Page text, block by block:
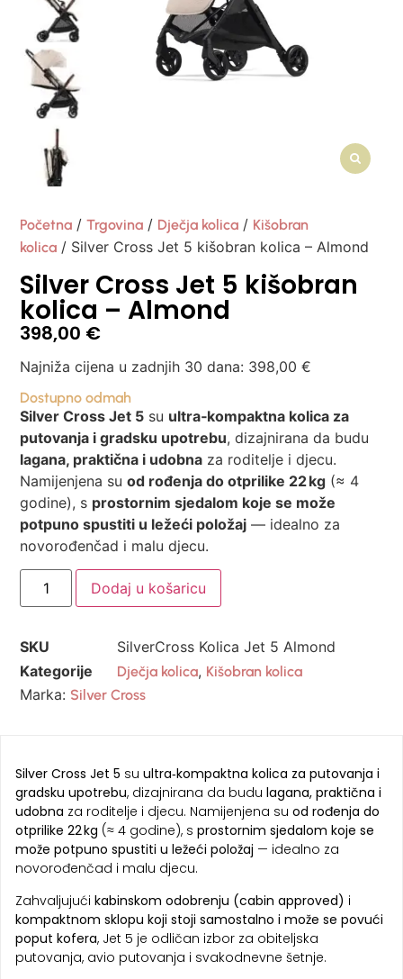
Početna /Trgovina / Dječja kolica / Kišobran
kolica / Silver Cross Jet 5 kišobran kolica – Almond
Silver Cross Jet 5 kišobran
kolica – Almond
398,00 €
Najniža cijena u zadnjih 30 dana: 398,00€
Dostupno odmah
Silver Cross Jet 5 su ultra‑kompaktna kolica za
putovanja i gradsku upotrebu, dizajnirana da budu
lagana, praktična i udobna za roditelje i djecu.
Namijenjena suod rođenja do otprilike 22 kg (≈ 4
godine), s prostornim sjedalom koje se može
potpuno spustiti u ležeći položaj — idealno za
novorođenčad i malu djecu.
Dodaj u košaricu
SKU
SilverCross Kolica Jet 5 Almond
Kategorije
Dječja kolica, Kišobran kolica
Marka: Silver Cross
Silver Cross Jet 5 su ultra‑kompaktna kolica za putovanja i
gradsku upotrebu, dizajnirana da budu lagana, praktična i
udobna za roditelje i djecu. Namijenjena su od rođenja do
otprilike 22 kg (≈ 4 godine), s prostornim sjedalom koje se
može potpuno spustiti u ležeći položaj — idealno za
novorođenčad i malu djecu.
Zahvaljujući kabinskom odobrenju (cabin approved) i
kompaktnom sklopu koji stoji samostalno i može se povući
poput kofera, Jet 5 je odličan izbor za obiteljska
putovanja, avio putovanja i svakodnevne šetnje.